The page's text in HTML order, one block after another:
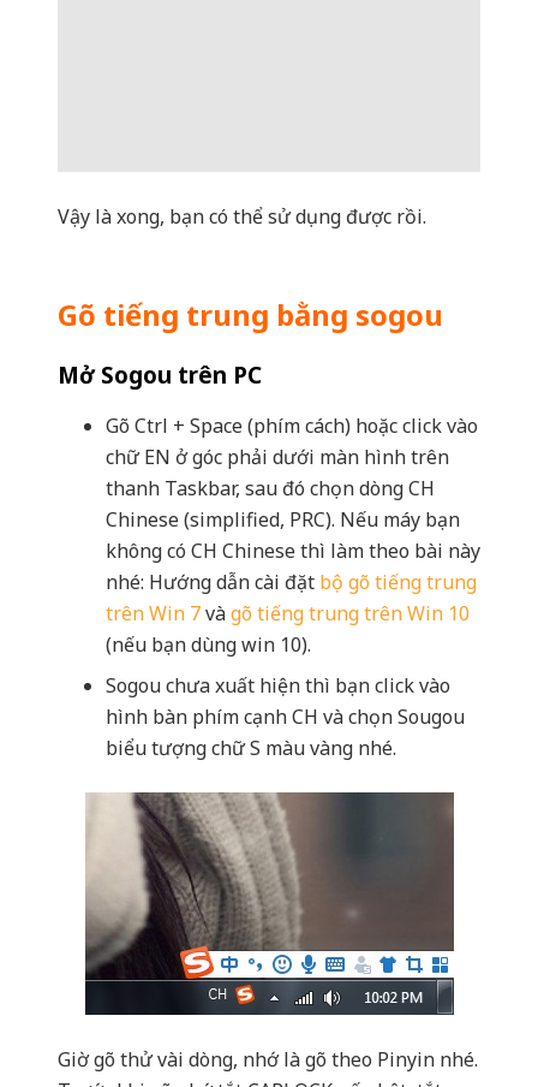
Vậy là xong, bạn có thể sử dụng được rồi.
Gõ tiếng trung bằng sogou
Mở Sogou trên PC
Gõ Ctrl + Space (phím cách) hoặc click vào
chữ EN ở góc phải dưới màn hình trên
thanh Taskbar, sau đó chọn dòng CH
Chinese (simplified, PRC). Nếu máy bạn
không có CH Chinese thì làm theo bài này
nhé: Hướng dẫn cài đặt bộ gõ tiếng trung
trên Win 7 và gõ tiếng trung trên Win 10
(nếu bạn dùng win 10).
Sogou chưa xuất hiện thì bạn click vào
hình bàn phím cạnh CH và chọn Sougou
biểu tượng chữ S màu vàng nhé.
Giờ gõ thử vài dòng, nhớ là gõ theo Pinyin nhé.